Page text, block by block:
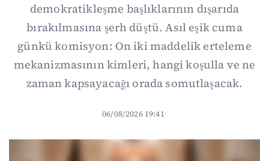
demokratikleşme başlıklarının dışarıda
bırakılmasına şerh düştü. Asıl eşik cuma
günkü komisyon: On iki maddelik erteleme
mekanizmasının kimleri, hangi koşulla ve ne
zaman kapsayacağı orada somutlaşacak.
06/08/2026 19:41·